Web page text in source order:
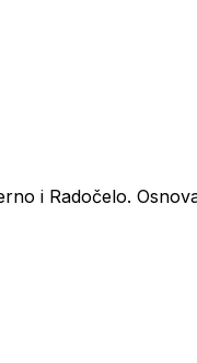
i Radočelo.